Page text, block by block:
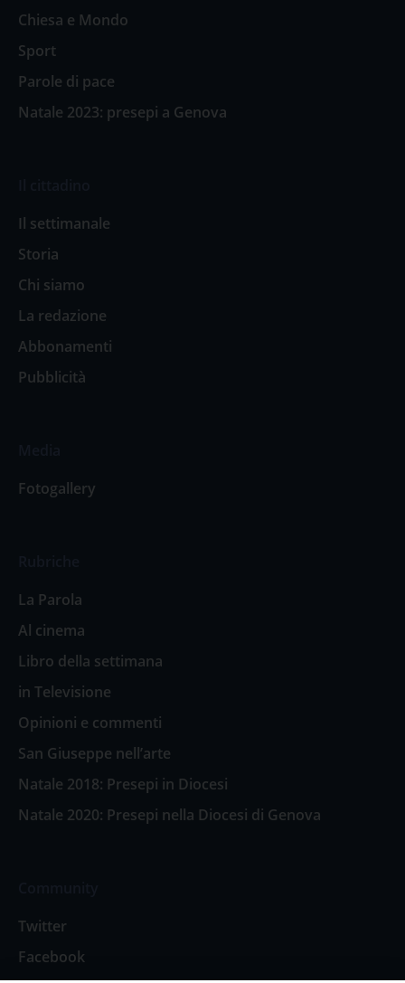
Chiesa e Mondo
Sport
Parole di pace
Natale 2023: presepi a Genova
Il settimanale
Storia
Chi siamo
La redazione
Abbonamenti
Pubblicità
Fotogallery
La Parola
Al cinema
Libro della settimana
in Televisione
Opinioni e commenti
San Giuseppe nell’arte
Natale 2018: Presepi in Diocesi
Natale 2020: Presepi nella Diocesi di Genova
Twitter
Facebook